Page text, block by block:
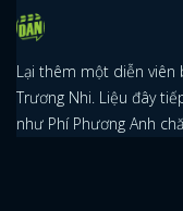
Lại thêm một diễn viên
Trương Nhi. Liệu đây
như Phí Phương Anh